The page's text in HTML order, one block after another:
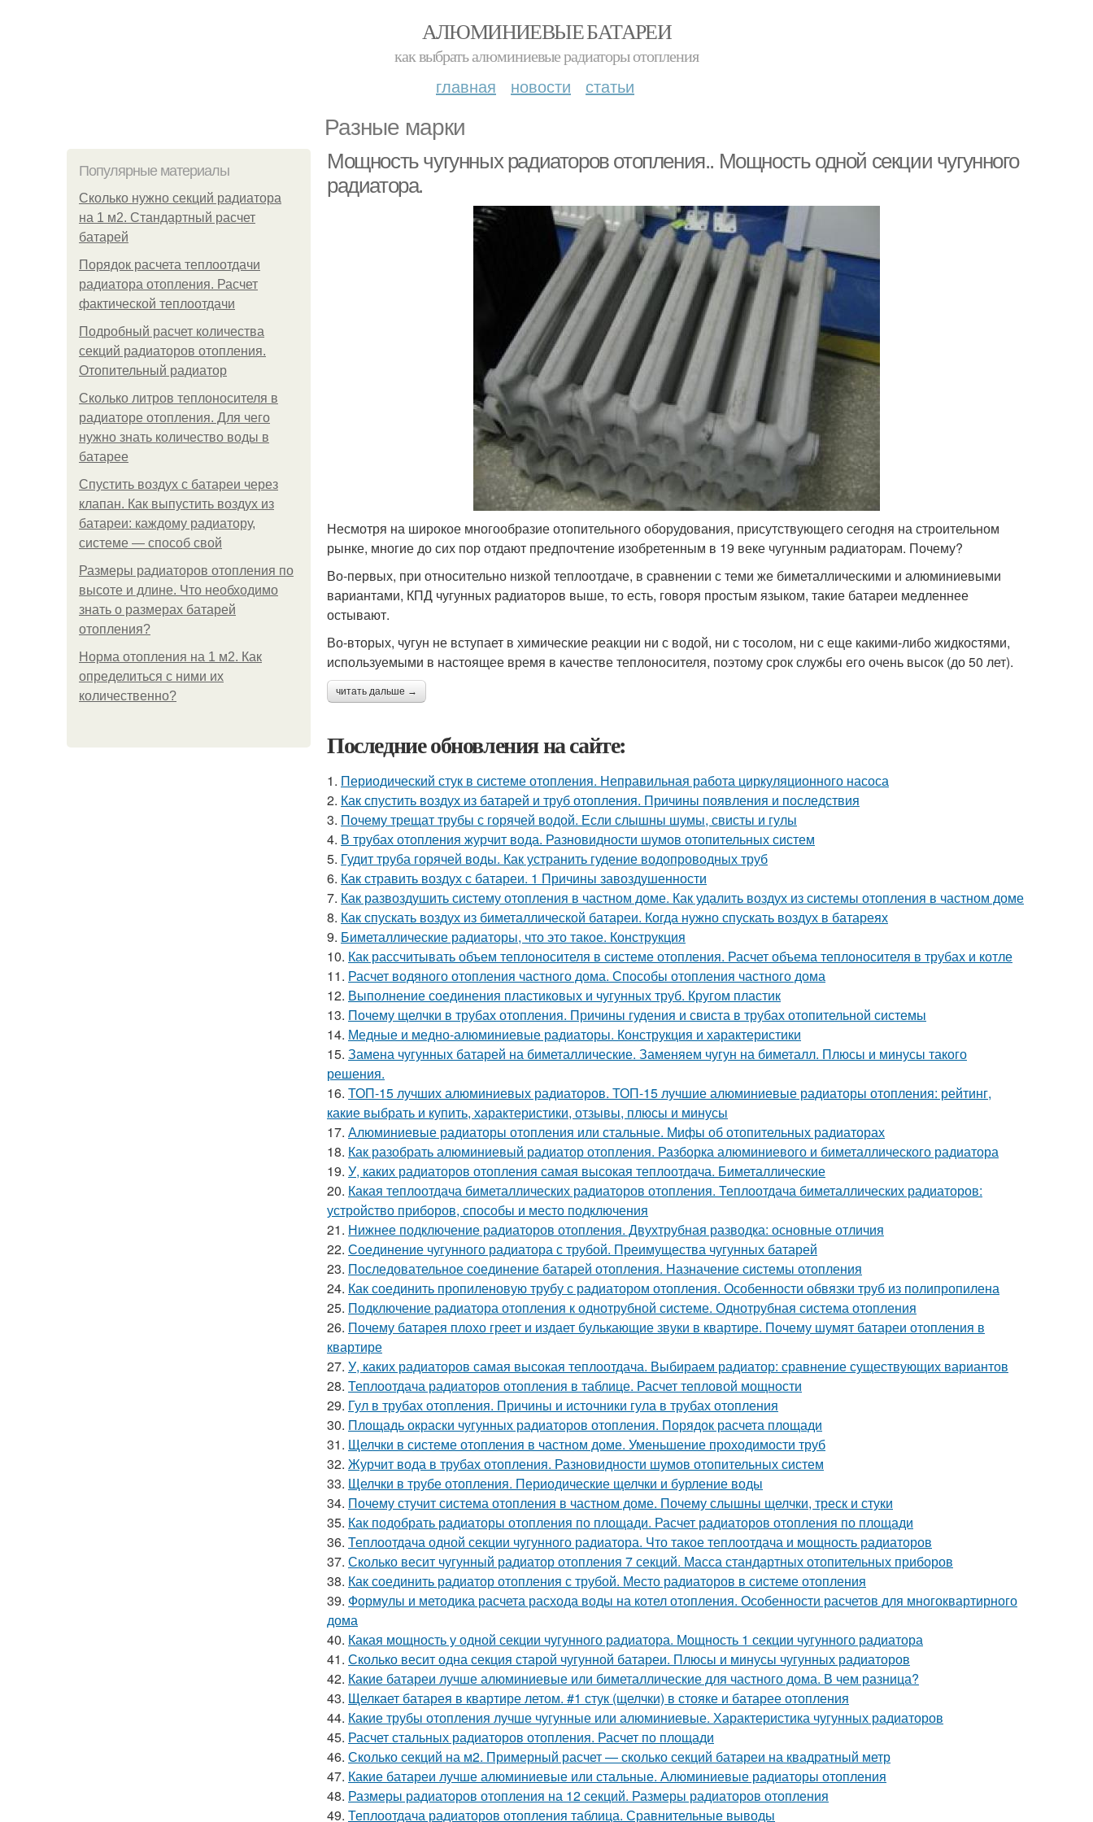
АЛЮМИНИЕВЫЕ БАТАРЕИ
как выбрать алюминиевые радиаторы отопления
главная новости статьи
Разные марки
Популярные материалы
Сколько нужно секций радиатора
на 1 м2. Стандартный расчет
батарей
Порядок расчета теплоотдачи
радиатора отопления. Расчет
фактической теплоотдачи
Подробный расчет количества
секций радиаторов отопления.
Отопительный радиатор
Сколько литров теплоносителя в
радиаторе отопления. Для чего
нужно знать количество воды в
батарее
Спустить воздух с батареи через
клапан. Как выпустить воздух из
батареи: каждому радиатору,
системе — способ свой
Размеры радиаторов отопления по
высоте и длине. Что необходимо
знать о размерах батарей
отопления?
Норма отопления на 1 м2. Как
определиться с ними их
количественно?
Мощность чугунных радиаторов отопления.. Мощность одной секции чугунного
радиатора.
Несмотря на широкое многообразие отопительного оборудования, присутствующего сегодня на строительном
рынке, многие до сих пор отдают предпочтение изобретенным в 19 веке чугунным радиаторам. Почему?
Во-первых, при относительно низкой теплоотдаче, в сравнении с теми же биметаллическими и алюминиевыми
вариантами, КПД чугунных радиаторов выше, то есть, говоря простым языком, такие батареи медленнее
остывают.
Во-вторых, чугун не вступает в химические реакции ни с водой, ни с тосолом, ни с еще какими-либо жидкостями,
используемыми в настоящее время в качестве теплоносителя, поэтому срок службы его очень высок (до 50 лет).
читать дальше →
Последние обновления на сайте:
1. Периодический стук в системе отопления. Неправильная работа циркуляционного насоса
2. Как спустить воздух из батарей и труб отопления. Причины появления и последствия
3. Почему трещат трубы с горячей водой. Если слышны шумы, свисты и гулы
4. В трубах отопления журчит вода. Разновидности шумов отопительных систем
5. Гудит труба горячей воды. Как устранить гудение водопроводных труб
6. Как стравить воздух с батареи. 1 Причины завоздушенности
7. Как развоздушить систему отопления в частном доме. Как удалить воздух из системы отопления в частном доме
8. Как спускать воздух из биметаллической батареи. Когда нужно спускать воздух в батареях
9. Биметаллические радиаторы, что это такое. Конструкция
10. Как рассчитывать объем теплоносителя в системе отопления. Расчет объема теплоносителя в трубах и котле
11. Расчет водяного отопления частного дома. Способы отопления частного дома
12. Выполнение соединения пластиковых и чугунных труб. Кругом пластик
13. Почему щелчки в трубах отопления. Причины гудения и свиста в трубах отопительной системы
14. Медные и медно-алюминиевые радиаторы. Конструкция и характеристики
15. Замена чугунных батарей на биметаллические. Заменяем чугун на биметалл. Плюсы и минусы такого
решения.
16. ТОП-15 лучших алюминиевых радиаторов. ТОП-15 лучшие алюминиевые радиаторы отопления: рейтинг,
какие выбрать и купить, характеристики, отзывы, плюсы и минусы
17. Алюминиевые радиаторы отопления или стальные. Мифы об отопительных радиаторах
18. Как разобрать алюминиевый радиатор отопления. Разборка алюминиевого и биметаллического радиатора
19. У, каких радиаторов отопления самая высокая теплоотдача. Биметаллические
20. Какая теплоотдача биметаллических радиаторов отопления. Теплоотдача биметаллических радиаторов:
устройство приборов, способы и место подключения
21. Нижнее подключение радиаторов отопления. Двухтрубная разводка: основные отличия
22. Соединение чугунного радиатора с трубой. Преимущества чугунных батарей
23. Последовательное соединение батарей отопления. Назначение системы отопления
24. Как соединить пропиленовую трубу с радиатором отопления. Особенности обвязки труб из полипропилена
25. Подключение радиатора отопления к однотрубной системе. Однотрубная система отопления
26. Почему батарея плохо греет и издает булькающие звуки в квартире. Почему шумят батареи отопления в
квартире
27. У, каких радиаторов самая высокая теплоотдача. Выбираем радиатор: сравнение существующих вариантов
28. Теплоотдача радиаторов отопления в таблице. Расчет тепловой мощности
29. Гул в трубах отопления. Причины и источники гула в трубах отопления
30. Площадь окраски чугунных радиаторов отопления. Порядок расчета площади
31. Щелчки в системе отопления в частном доме. Уменьшение проходимости труб
32. Журчит вода в трубах отопления. Разновидности шумов отопительных систем
33. Щелчки в трубе отопления. Периодические щелчки и бурление воды
34. Почему стучит система отопления в частном доме. Почему слышны щелчки, треск и стуки
35. Как подобрать радиаторы отопления по площади. Расчет радиаторов отопления по площади
36. Теплоотдача одной секции чугунного радиатора. Что такое теплоотдача и мощность радиаторов
37. Сколько весит чугунный радиатор отопления 7 секций. Масса стандартных отопительных приборов
38. Как соединить радиатор отопления с трубой. Место радиаторов в системе отопления
39. Формулы и методика расчета расхода воды на котел отопления. Особенности расчетов для многоквартирного
дома
40. Какая мощность у одной секции чугунного радиатора. Мощность 1 секции чугунного радиатора
41. Сколько весит одна секция старой чугунной батареи. Плюсы и минусы чугунных радиаторов
42. Какие батареи лучше алюминиевые или биметаллические для частного дома. В чем разница?
43. Щелкает батарея в квартире летом. #1 стук (щелчки) в стояке и батарее отопления
44. Какие трубы отопления лучше чугунные или алюминиевые. Характеристика чугунных радиаторов
45. Расчет стальных радиаторов отопления. Расчет по площади
46. Сколько секций на м2. Примерный расчет — сколько секций батареи на квадратный метр
47. Какие батареи лучше алюминиевые или стальные. Алюминиевые радиаторы отопления
48. Размеры радиаторов отопления на 12 секций. Размеры радиаторов отопления
49. Теплоотдача радиаторов отопления таблица. Сравнительные выводы